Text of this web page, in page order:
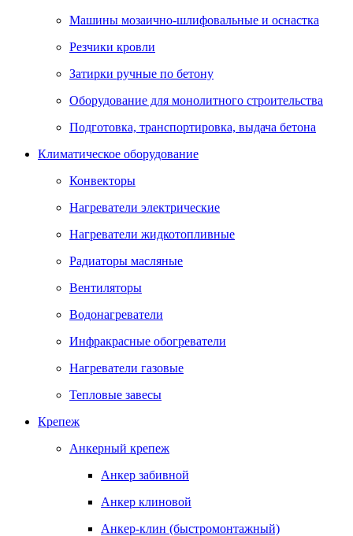
Машины мозаично-шлифовальные и оснастка
Резчики кровли
Затирки ручные по бетону
Оборудование для монолитного строительства
Подготовка, транспортировка, выдача бетона
Климатическое оборудование
Конвекторы
Нагреватели электрические
Нагреватели жидкотопливные
Радиаторы масляные
Вентиляторы
Водонагреватели
Инфракрасные обогреватели
Нагреватели газовые
Тепловые завесы
Крепеж
Анкерный крепеж
Анкер забивной
Анкер клиновой
Анкер-клин (быстромонтажный)